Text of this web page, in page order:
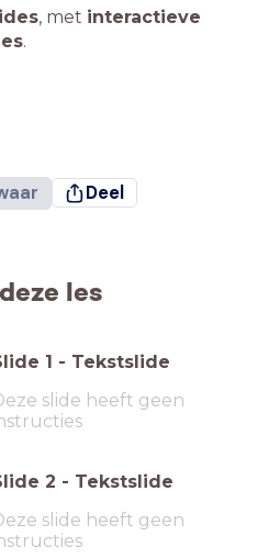
, met interactieve
.
Deel
les
1 - Tekstslide
slide heeft geen
2 - Tekstslide
slide heeft geen